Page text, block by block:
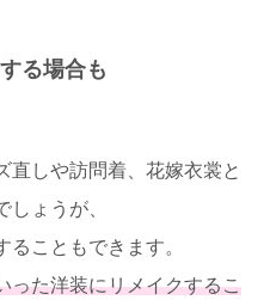
る場合も
直しや訪問着、花嫁衣裳と
ょうが、
こともできます。
った洋装にリメイクするこ